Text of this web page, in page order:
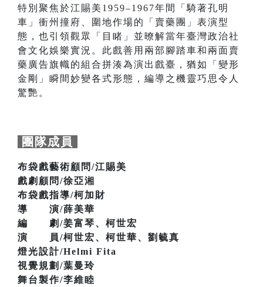
特別聚焦於江賜美1959–1967年間「騎著孔明
車」衝州撞府、圍地作場的「賣藥團」表演型
態，也引領觀眾「目睹」並暸解當年臺灣政治社
會文化娛樂實況。此戲善用兩部腳踏車和兩面賣
藥廣告旗幟的組合拼湊為演出戲臺，猶如「變形
金剛」瞬間妙變各式形態，編導之機靈巧思令人
驚艷。
團隊成員
布袋戲藝術顧問/江賜美
戲劇顧問/徐亞湘
布袋戲指導/柯加財
導 演/薛美華
編 劇/姜富琴、柯世宏
演 員/柯世宏、柯世華、劉毓真
燈光設計/Helmi Fita
視覺規劃/葉曼玲
舞台製作/李維睦